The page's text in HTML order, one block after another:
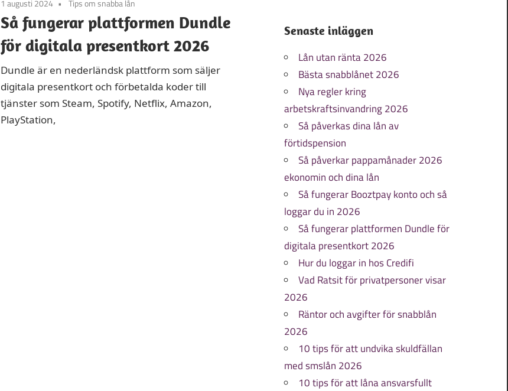
1 augusti 2024 Tips om snabba lån
Så fungerar plattformen Dundle
för digitala presentkort 2026
Dundle är en nederländsk plattform som säljer
digitala presentkort och förbetalda koder till
tjänster som Steam, Spotify, Netflix, Amazon,
PlayStation,
Senaste inläggen
Lån utan ränta 2026
Bästa snabblånet 2026
Nya regler kring
arbetskraftsinvandring 2026
Så påverkas dina lån av
förtidspension
Så påverkar pappamånader 2026
ekonomin och dina lån
Så fungerar Booztpay konto och så
loggar du in 2026
Så fungerar plattformen Dundle för
digitala presentkort 2026
Hur du loggar in hos Credifi
Vad Ratsit för privatpersoner visar
2026
Räntor och avgifter för snabblån
2026
10 tips för att undvika skuldfällan
med smslån 2026
10 tips för att låna ansvarsfullt